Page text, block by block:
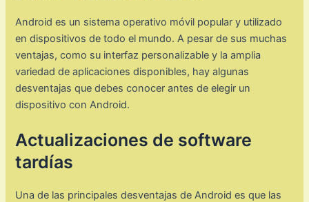
Android es un sistema operativo móvil popular y utilizado
en dispositivos de todo el mundo. A pesar de sus muchas
ventajas, como su interfaz personalizable y la amplia
variedad de aplicaciones disponibles, hay algunas
desventajas que debes conocer antes de elegir un
dispositivo con Android.
Actualizaciones de software
tardías
Una de las principales desventajas de Android es que las